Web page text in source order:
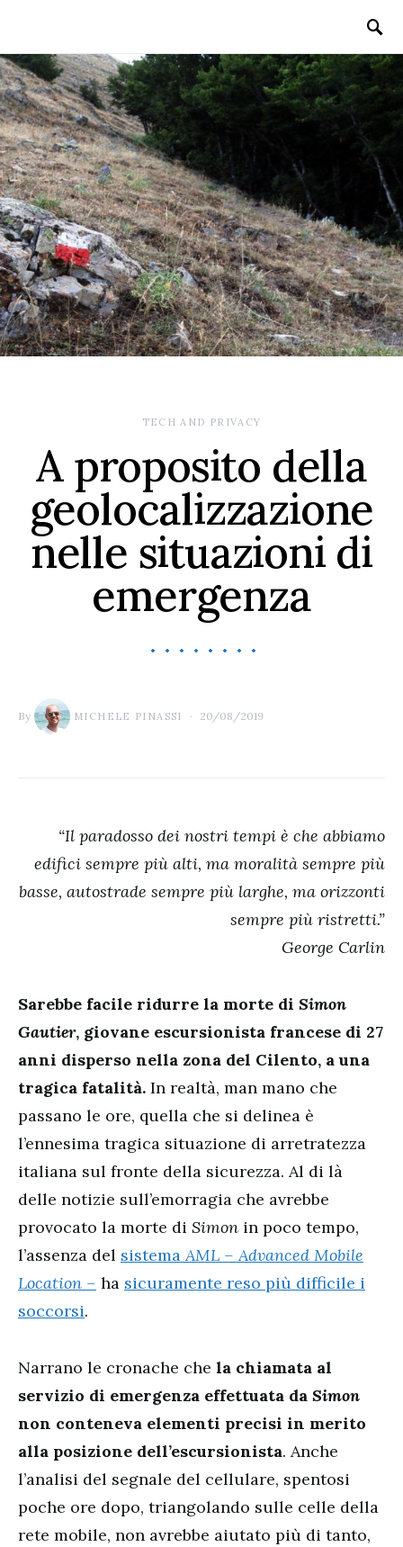
TECH AND PRIVACY
A proposito della
geolocalizzazione
nelle situazioni di
emergenza
By MICHELE PINASSI 20/08/2019
“Il paradosso dei nostri tempi è che abbiamo
edifici sempre più alti, ma moralità sempre più
basse, autostrade sempre più larghe, ma orizzonti
sempre più ristretti.”
George Carlin
Sarebbe facile ridurre la morte di Simon
Gautier, giovane escursionista francese di 27
anni disperso nella zona del Cilento, a una
tragica fatalità. In realtà, man mano che
passano le ore, quella che si delinea è
l’ennesima tragica situazione di arretratezza
italiana sul fronte della sicurezza. Al di là
delle notizie sull’emorragia che avrebbe
provocato la morte di Simon in poco tempo,
l’assenza del sistemaAML – Advanced Mobile
Location – ha sicuramente reso più difficile i
soccorsi.
Narrano le cronache che la chiamata al
servizio di emergenza effettuata da Simon
non conteneva elementi precisi in merito
alla posizione dell’escursionista. Anche
l’analisi del segnale del cellulare, spentosi
poche ore dopo, triangolando sulle celle della
rete mobile, non avrebbe aiutato più di tanto,